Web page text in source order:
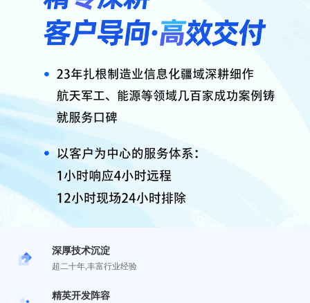
免费试用
深厚技术沉淀
超二十年,丰富行业经验
精英开发阵容